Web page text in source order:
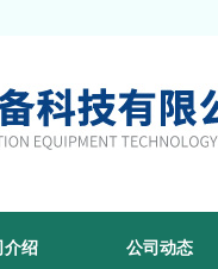
介绍 公司动态